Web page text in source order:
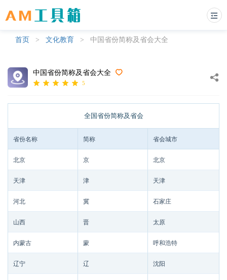
首页 > 文化教育 > 中国省份简称及省会大全
中国省份简称及省会大全
5
全国省份简称及省会
省份名称 简称 省会城市
北京 京 北京
天津 津 天津
河北 冀 石家庄
山西 晋 太原
内蒙古 蒙 呼和浩特
辽宁 辽 沈阳